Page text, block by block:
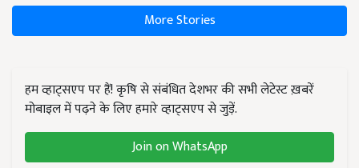
More Stories
हम व्हाट्सएप पर हैं! कृषि से संबंधित देशभर की सभी लेटेस्ट ख़बरें
मोबाइल में पढ़ने के लिए हमारे व्हाट्सएप से जुड़ें.
Join on WhatsApp